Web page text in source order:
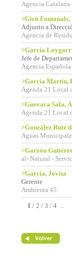
Agencia Catalana
>Giró Fontanals,
Adjunto a
Agencia de
>García
Jefe de
Agencia
>García Martín,
Agenda 21 Local
>Guevara Sala,
Agenda 21 Local
>González Ruiz
Aguas
>Garzón
al- Natural -
>García, Jovita
Gerente
Ambienta 45
1 / 2 / 3 / 4 ...